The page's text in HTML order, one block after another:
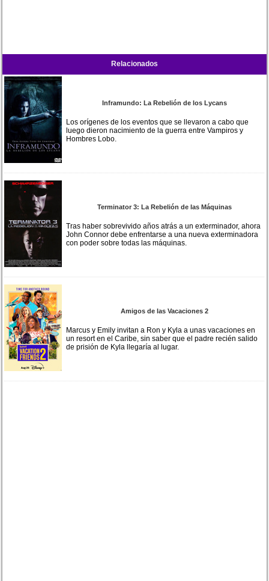
Relacionados
Inframundo: La Rebelión de los Lycans
Los orígenes de los eventos que se llevaron a cabo que
luego dieron nacimiento de la guerra entre Vampiros y
Hombres Lobo.
Terminator 3: La Rebelión de las Máquinas
Tras haber sobrevivido años atrás a un exterminador, ahora
John Connor debe enfrentarse a una nueva exterminadora
con poder sobre todas las máquinas.
Amigos de las Vacaciones 2
Marcus y Emily invitan a Ron y Kyla a unas vacaciones en
un resort en el Caribe, sin saber que el padre recién salido
de prisión de Kyla llegaría al lugar.